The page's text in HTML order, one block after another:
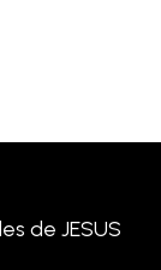
de JESUS